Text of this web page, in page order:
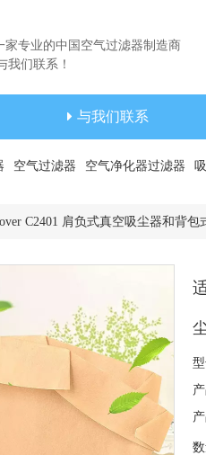
专业的中国空气过滤器制造商
们联系！
与我们联系
空气过滤器 空气净化器过滤器
C2401 肩负式真空吸尘器和背
型
数